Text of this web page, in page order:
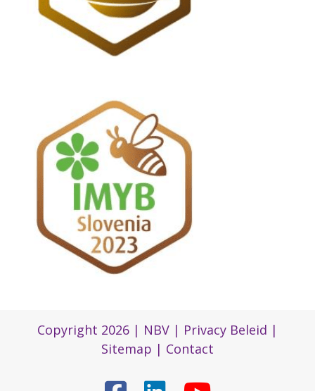
Copyright 2026 | NBV | Privacy Beleid |
Sitemap | Contact